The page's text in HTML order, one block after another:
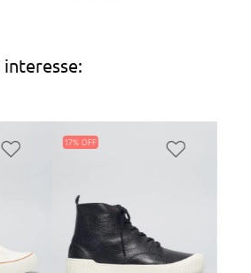
interesse:
17%